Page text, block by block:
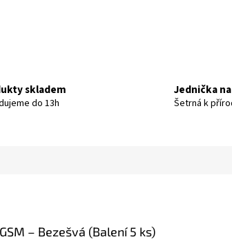
skladem
do 13h
Jednička
Šetrná k
– Bezešvá (Balení 5 ks)